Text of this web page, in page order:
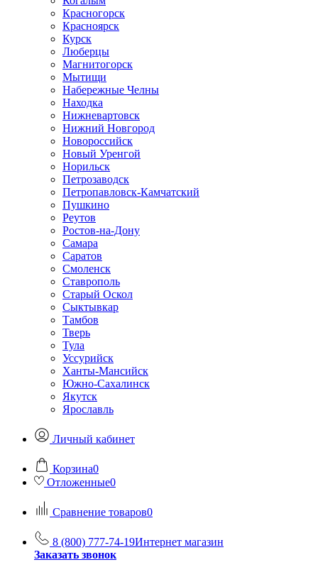
Красногорск
Красноярск
Курск
Люберцы
Магнитогорск
Мытищи
Набережные Челны
Находка
Нижневартовск
Нижний Новгород
Новороссийск
Новый Уренгой
Норильск
Петрозаводск
Петропавловск-Камчатский
Пушкино
Реутов
Ростов-на-Дону
Самара
Саратов
Смоленск
Ставрополь
Старый Оскол
Сыктывкар
Тамбов
Тверь
Тула
Уссурийск
Ханты-Мансийск
Южно-Сахалинск
Якутск
Ярославль
Личный кабинет
Корзина0
Отложенные0
Сравнение товаров0
8 (800) 777-74-19Интернет магазин
Заказать звонок